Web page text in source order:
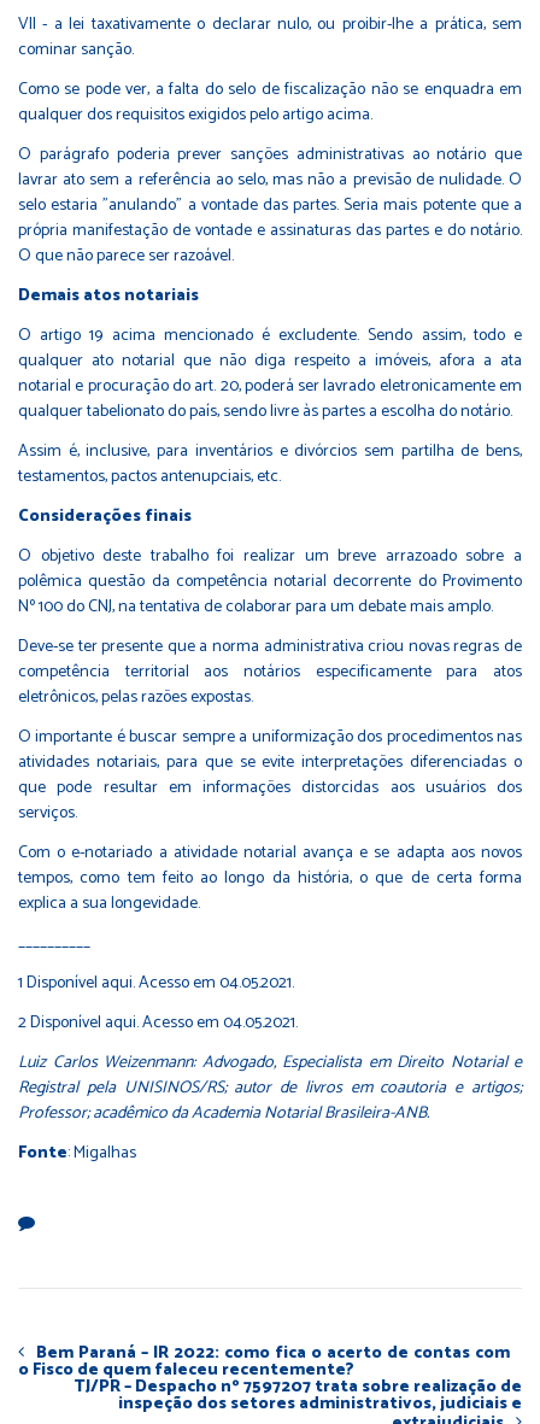
VII - a lei taxativamente o declarar nulo, ou proibir-lhe a prática, sem
cominar sanção.
Como se pode ver, a falta do selo de fiscalização não se enquadra em
qualquer dos requisitos exigidos pelo artigo acima.
O parágrafo poderia prever sanções administrativas ao notário que
lavrar ato sem a referência ao selo, mas não a previsão de nulidade. O
selo estaria "anulando" a vontade das partes. Seria mais potente que a
própria manifestação de vontade e assinaturas das partes e do notário.
O que não parece ser razoável.
Demais atos notariais
O artigo 19 acima mencionado é excludente. Sendo assim, todo e
qualquer ato notarial que não diga respeito a imóveis, afora a ata
notarial e procuração do art. 20, poderá ser lavrado eletronicamente em
qualquer tabelionato do país, sendo livre às partes a escolha do notário.
Assim é, inclusive, para inventários e divórcios sem partilha de bens,
testamentos, pactos antenupciais, etc.
Considerações finais
O objetivo deste trabalho foi realizar um breve arrazoado sobre a
polêmica questão da competência notarial decorrente do Provimento
Nº 100 do CNJ, na tentativa de colaborar para um debate mais amplo.
Deve-se ter presente que a norma administrativa criou novas regras de
competência territorial aos notários especificamente para atos
eletrônicos, pelas razões expostas.
O importante é buscar sempre a uniformização dos procedimentos nas
atividades notariais, para que se evite interpretações diferenciadas o
que pode resultar em informações distorcidas aos usuários dos
serviços.
Com o e-notariado a atividade notarial avança e se adapta aos novos
tempos, como tem feito ao longo da história, o que de certa forma
explica a sua longevidade.
__________
1 Disponível aqui. Acesso em 04.05.2021.
2 Disponível aqui. Acesso em 04.05.2021.
Luiz Carlos Weizenmann: Advogado, Especialista em Direito Notarial e
Registral pela UNISINOS/RS; autor de livros em coautoria e artigos;
Professor; acadêmico da Academia Notarial Brasileira-ANB.
Fonte: Migalhas
Bem Paraná – IR 2022: como fica o acerto de contas com
o Fisco de quem faleceu recentemente?
TJ/PR – Despacho nº 7597207 trata sobre realização de
inspeção dos setores administrativos, judiciais e